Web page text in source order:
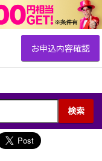
検索